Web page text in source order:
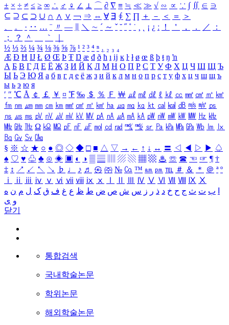
± × ÷ ≠ ≤ ≥ ∞ ∴ ♂ ♀ ∠ ⊥ ⌒ ∂ ∇ ≡ ≒ ≪ ≫ √ ∽ ∝ ∵ ∫ ∬ ∈ ∋
⊆ ⊇ ⊂ ⊃ ∪ ∩ ∧ ∨ ￢ ⇒ ⇔ ∀ ∃ ∮ ∑ ∏ ＋ － ＜ ＝
＞
、
。 · ‥ … ¨ 〃 ― ＼ ∼ ´ ～ ˇ ˘ ˝ ˚ ˙ ¸ ¡ ¿ ː ！ ＇ ， ． ／
：
；
？ ＾ ｀
½ ⅓ ⅔ ¼ ¾ ⅛ ⅜ ⅝ ⅞ ¹ ² ³ ⁴ ⁿ ₁ ₂ ₃ ₄
Æ Ð Ħ Ĳ Ł Ø Œ Þ Ŧ Ŋ æ đ ð ħ ı ĳ ĸ ŀ ł ø œ ß þ ŧ ŋ ŉ
А Б В Г Д Е Ё Ж З И Й К Л М Н О П Р С Т У Ф Х Ц Ч Ш Щ Ъ
Ы Ь Э Ю Я а б в г д е ё ж з и й к л м н о п р с т у ф х ц ч ш щ ъ
ы ь э ю я
′ ″ ℃ Å ￠ ￡ ￥ ¤ ℉ ‰ ＄ ％ Ｆ ￦ ㎕ ㎖ ㎗ ℓ ㎘ ㏄ ㎣ ㎤ ㎥ ㎦
㎙ ㎚ ㎛ ㎜ ㎝ ㎞ ㎟ ㎠ ㎡ ㎢ ㏊ ㎍ ㎎ ㎏ ㏏ ㎈ ㎉ ㏈ ㎧ ㎨ ㎰
㎱ ㎲ ㎳ ㎴ ㎵ ㎶ ㎷ ㎸ ㎹ ㎀ ㎁ ㎂ ㎃ ㎄ ㎺ ㎻ ㎽ ㎾ ㎿ ㎐ ㎑
㎒ ㎓ ㎔ Ω ㏀ ㏁ ㎊ ㎋ ㎌ ㏖ ㏅ ㎭ ㎮ ㎯ ㏛ ㎩ ㎪ ㎫ ㎬ ㏝ ㏐
㏓
㏃ ㏉ ㏜ ㏆
§ ※ ☆ ★ ○ ● ◎ ◇ ◆ □ ■ △ ▽ → ← ↑ ↓ ↔ 〓 ◁ ◀ ▷ ▶ ♤
♠ ♡ ♥ ♧ ♣ ⊙ ◈ ▣ ◐ ◑ ▒ ▤ ▨ ▧ ▦ ▩ ♨ ☏ ☎ ☜ ☞ ¶ †
‡ ↕ ↗ ↙ ↖ ↘ ♭ ♩ ♪ ♬ ㉿ ㈜ № ㏇ ™ ㏂ ㏘ ℡ ＃ ＆ ＊ ＠ ª º
ⅰ
ⅱ ⅲ ⅳ ⅴ ⅵ ⅶ ⅷ ⅸ ⅹ Ⅳ Ⅴ Ⅵ Ⅶ Ⅷ Ⅸ Ⅹ
ب ت ث ج ح خ د ذ ر ز س ش ص ض ط ظ ع غ ف ق ک ل م ن ه
و ی
닫기
통합검색
국내학술논문
학위논문
해외학술논문